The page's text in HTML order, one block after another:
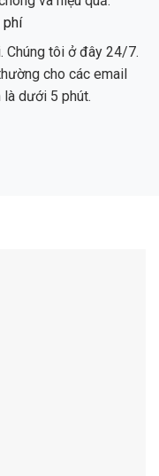
phí
Chúng tôi ở đây 24/7.
cho các email
là dưới 5 phút.